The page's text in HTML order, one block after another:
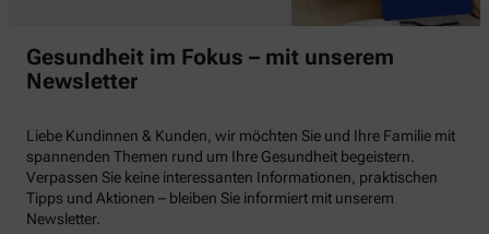
Gesundheit im Fokus – mit unserem
Newsletter
Liebe Kundinnen & Kunden, wir möchten Sie und Ihre Familie mit
spannenden Themen rund um Ihre Gesundheit begeistern.
Verpassen Sie keine interessanten Informationen, praktischen
Tipps und Aktionen – bleiben Sie informiert mit unserem
Newsletter.